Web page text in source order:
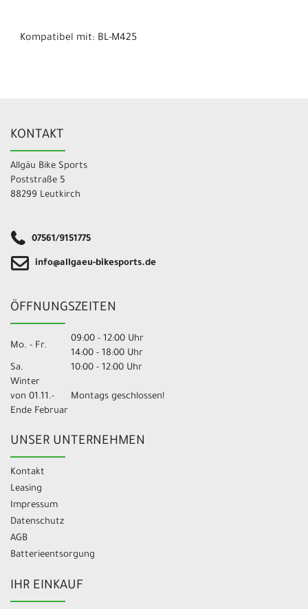
Kompatibel mit: BL-M425
KONTAKT
Allgäu Bike Sports
Poststraße 5
88299 Leutkirch
07561/9151775
info@allgaeu-bikesports.de
ÖFFNUNGSZEITEN
Mo. - Fr.
09:00 - 12:00 Uhr
14:00 - 18:00 Uhr
Sa.
10:00 - 12:00 Uhr
Winter
von 01.11.-
Ende Februar
Montags geschlossen!
UNSER UNTERNEHMEN
Kontakt
Leasing
Impressum
Datenschutz
AGB
Batterieentsorgung
IHR EINKAUF